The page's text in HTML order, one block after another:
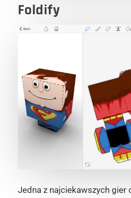
Foldify
Jedna z najciekawszych gier